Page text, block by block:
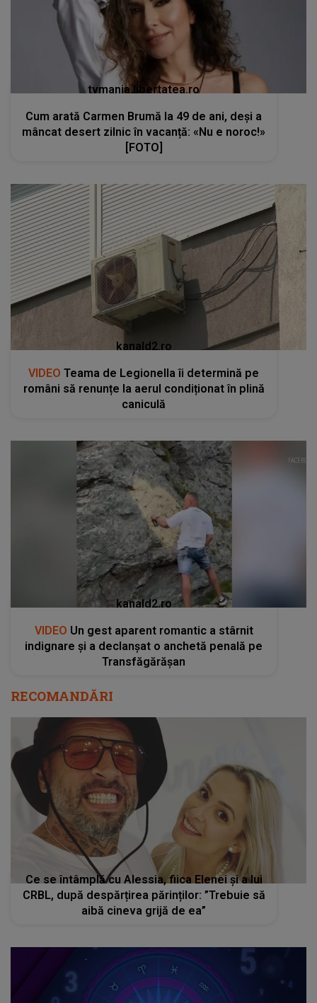
tvmania.libertatea.ro
Cum arată Carmen Brumă la 49 de ani, deși a
mâncat desert zilnic în vacanță: «Nu e noroc!»
[FOTO]
kanald2.ro
VIDEO Teama de Legionella îi determină pe
români să renunțe la aerul condiționat în plină
caniculă
kanald2.ro
VIDEO Un gest aparent romantic a stârnit
indignare și a declanșat o anchetă penală pe
Transfăgărășan
RECOMANDĂRI
Ce se întâmplă cu Alessia, fiica Elenei și a lui
CRBL, după despărțirea părinților: ”Trebuie să
aibă cineva grijă de ea”